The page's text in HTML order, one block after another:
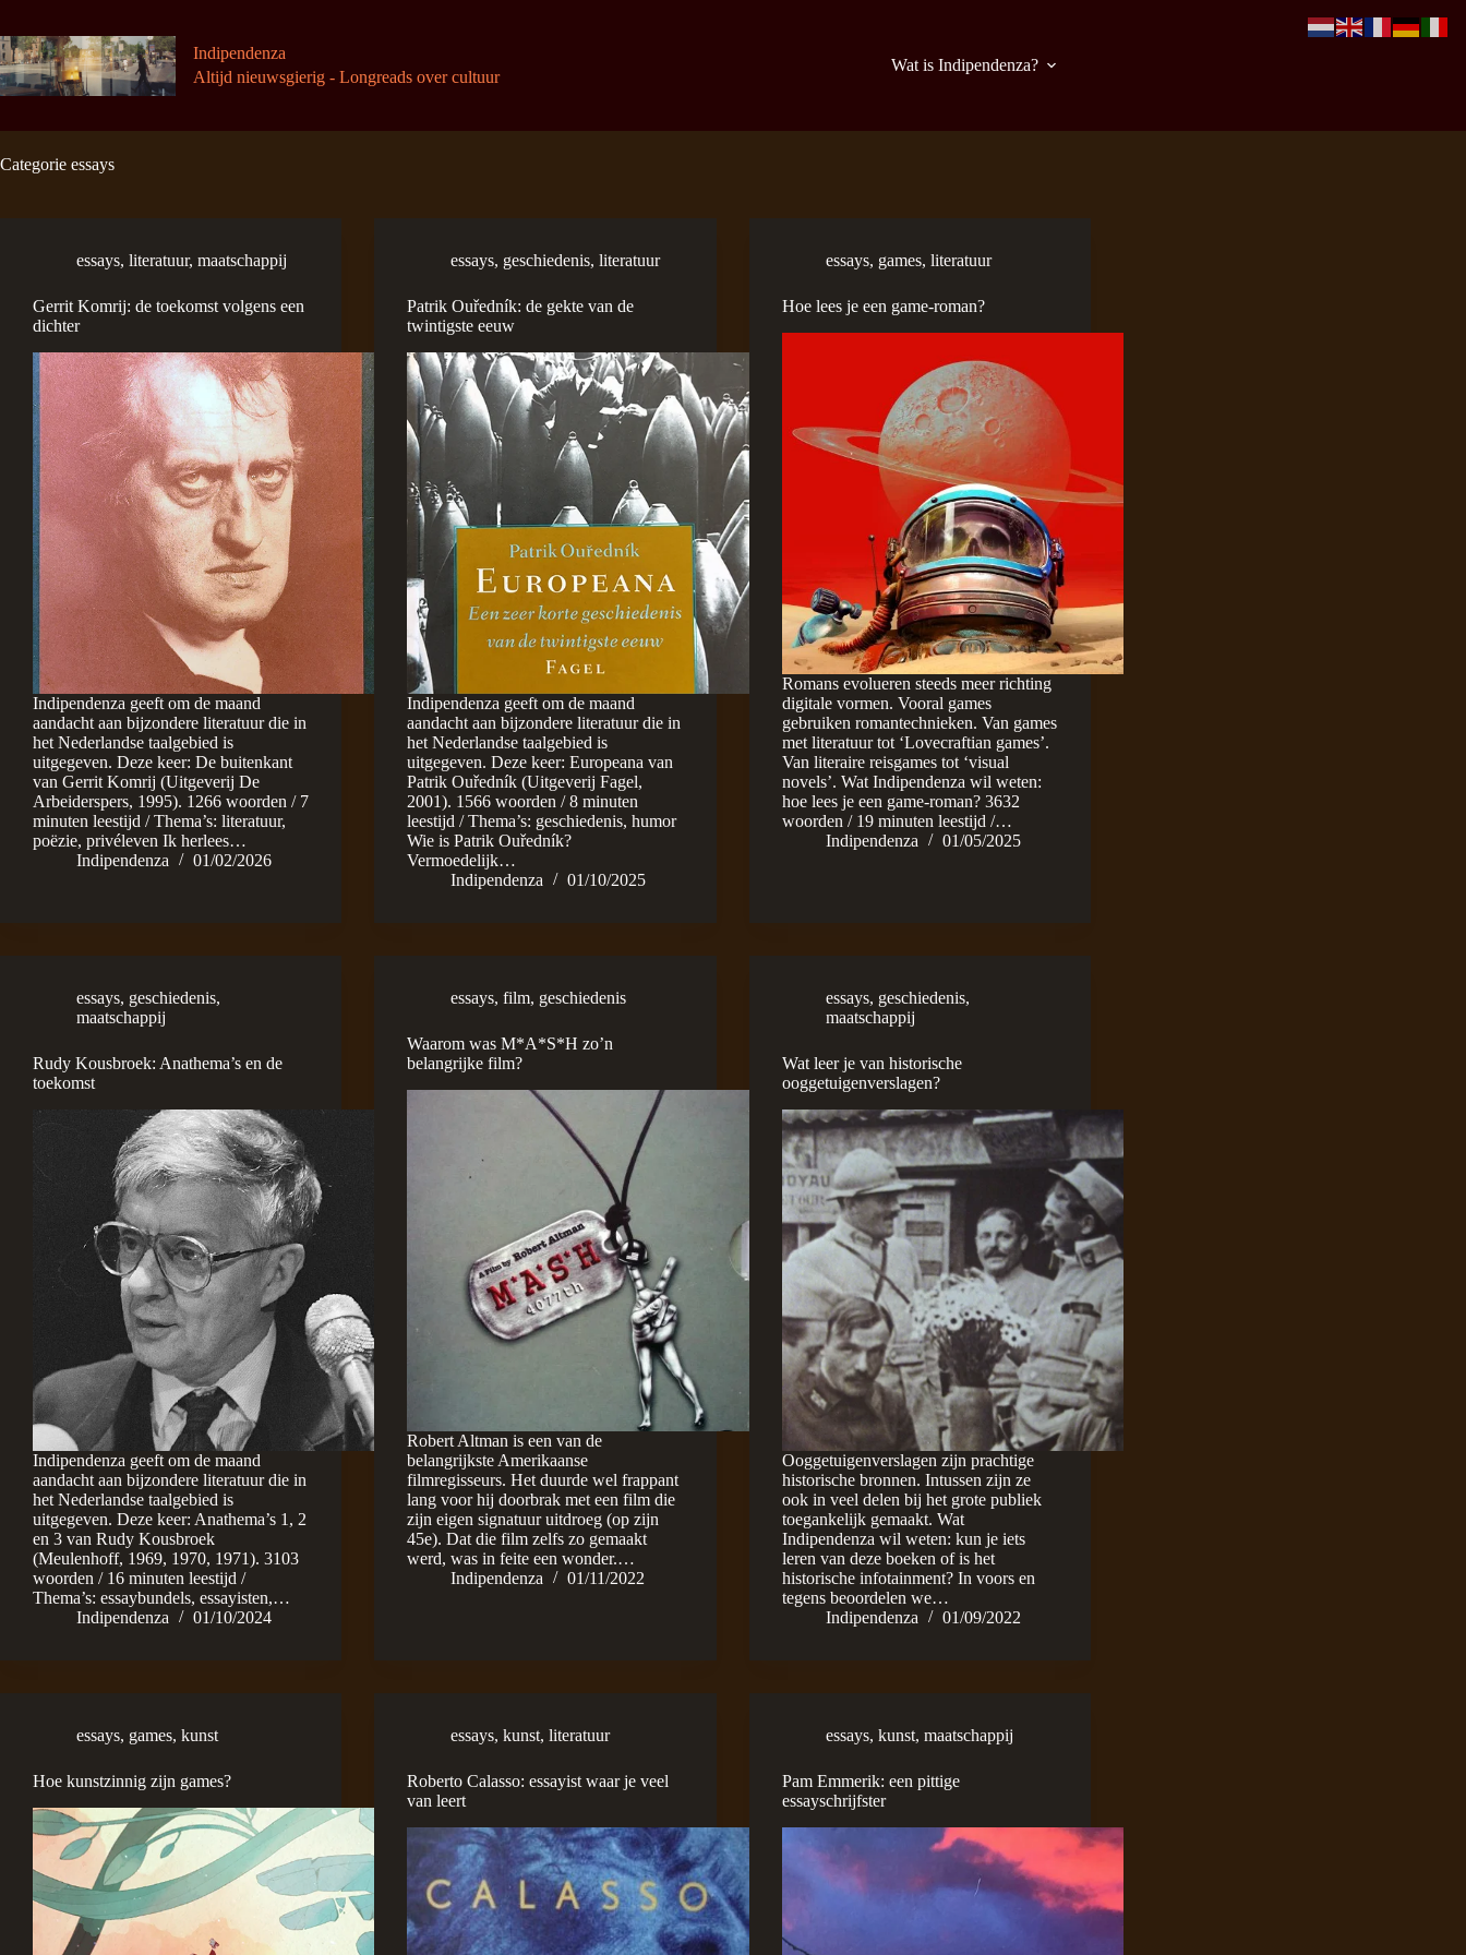
de
inhoud
Indipendenza
Altijd nieuwsgierig - Longreads over cultuur
Wat is Indipendenza?
Categorie essays
essays, literatuur, maatschappij
Gerrit Komrij: de toekomst volgens een
dichter
Indipendenza geeft om de maand
aandacht aan bijzondere literatuur die in
het Nederlandse taalgebied is
uitgegeven. Deze keer: De buitenkant
van Gerrit Komrij (Uitgeverij De
Arbeiderspers, 1995). 1266 woorden / 7
minuten leestijd / Thema’s: literatuur,
poëzie, privéleven Ik herlees…
Indipendenza
01/02/2026
essays, geschiedenis,literatuur
Patrik Ouředník: de gekte van de
twintigste eeuw
Indipendenza geeft om de maand
aandacht aan bijzondere literatuur die in
het Nederlandse taalgebied is
uitgegeven. Deze keer: Europeana van
Patrik Ouředník (Uitgeverij Fagel,
2001). 1566 woorden / 8 minuten
leestijd / Thema’s: geschiedenis, humor
Wie is Patrik Ouředník?
Vermoedelijk…
Indipendenza
01/10/2025
essays, games, literatuur
Hoe lees je een game-roman?
Romans evolueren steeds meer richting
digitale vormen. Vooral games
gebruiken romantechnieken. Van games
met literatuur tot ‘Lovecraftian games’.
Van literaire reisgames tot ‘visual
novels’. Wat Indipendenza wil weten:
hoe lees je een game-roman? 3632
woorden / 19 minuten leestijd /…
Indipendenza
01/05/2025
essays, geschiedenis,
maatschappij
Rudy Kousbroek: Anathema’s en de
toekomst
Indipendenza geeft om de maand
aandacht aan bijzondere literatuur die in
het Nederlandse taalgebied is
uitgegeven. Deze keer: Anathema’s 1, 2
en 3 van Rudy Kousbroek
(Meulenhoff, 1969, 1970, 1971). 3103
woorden / 16 minuten leestijd /
Thema’s: essaybundels, essayisten,…
Indipendenza
01/10/2024
essays,film, geschiedenis
Waarom was M*A*S*H zo’n
belangrijke film?
Robert Altman is een van de
belangrijkste Amerikaanse
filmregisseurs. Het duurde wel frappant
lang voor hij doorbrak met een film die
zijn eigen signatuur uitdroeg (op zijn
45e). Dat die film zelfs zo gemaakt
werd, was in feite een wonder.…
Indipendenza
01/11/2022
essays, geschiedenis,
maatschappij
Wat leer je van historische
ooggetuigenverslagen?
Ooggetuigenverslagen zijn prachtige
historische bronnen. Intussen zijn ze
ook in veel delen bij het grote publiek
toegankelijk gemaakt. Wat
Indipendenza wil weten: kun je iets
leren van deze boeken of is het
historische infotainment? In voors en
tegens beoordelen we…
Indipendenza
01/09/2022
essays, games, kunst
Hoe kunstzinnig zijn games?
essays,kunst,literatuur
Roberto Calasso: essayist waar je veel
van leert
essays, kunst, maatschappij
Pam Emmerik: een pittige
essayschrijfster